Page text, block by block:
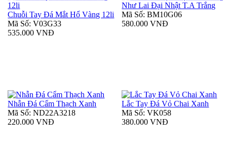
Chuỗi Tay Đá Mắt Hổ Vàng 12li
Mã Số: V03G33
535.000 VNĐ
Như Lai Đại Nhật T.A Trắng
Mã Số: BM10G06
580.000 VNĐ
Nhẫn Đá Cẩm Thạch Xanh
Mã Số: ND22A3218
220.000 VNĐ
Lắc Tay Đá Vỏ Chai Xanh
Mã Số: VK058
380.000 VNĐ